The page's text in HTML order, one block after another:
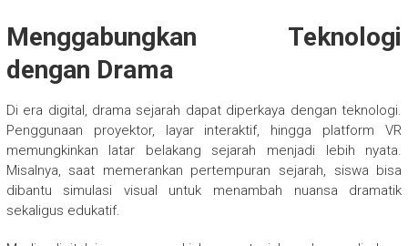
Menggabungkan Teknologi
dengan Drama
Di era digital, drama sejarah dapat diperkaya dengan teknologi.
Penggunaan proyektor, layar interaktif, hingga platform VR
memungkinkan latar belakang sejarah menjadi lebih nyata.
Misalnya, saat memerankan pertempuran sejarah, siswa bisa
dibantu simulasi visual untuk menambah nuansa dramatik
sekaligus edukatif.